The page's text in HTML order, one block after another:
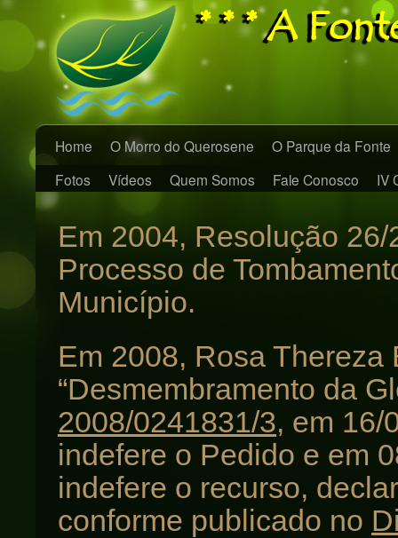
* * * A
Home O Morro do Querosene
O Parque da Fonte
Fotos
Vídeos Quem Somos Fale Conosco IV
Em 2004, Resolução
Processo de
Município.
Em 2008, Rosa Thereza
“Desmembramento da
2008/0241831/3, em 16/
indefere o Pedido e em
indefere o recurso,
conforme publicado no